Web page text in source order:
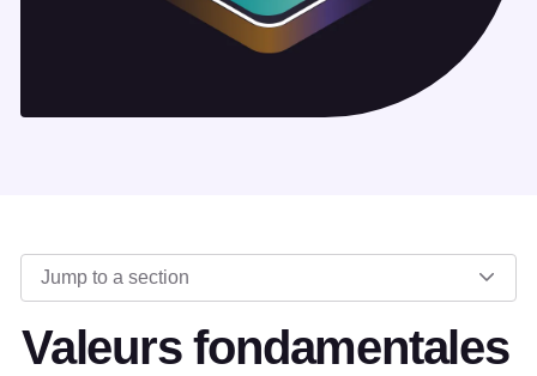
Jump to a section
Valeurs fondamentales